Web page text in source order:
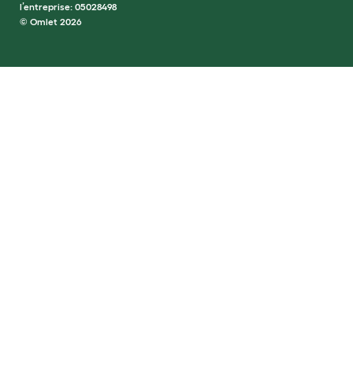
l’entreprise: 05028498
© Omlet 2026